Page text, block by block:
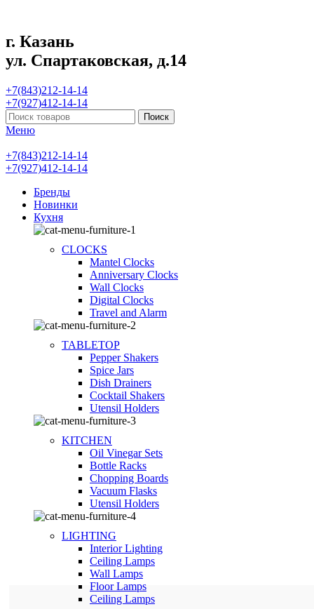
г. Казань
ул. Спартаковская, д.14
+7(843)212-14-14
+7(927)412-14-14
Поиск
Меню
+7(843)212-14-14
+7(927)412-14-14
Бренды
Новинки
Кухня
CLOCKS
Mantel Clocks
Anniversary Clocks
Wall Clocks
Digital Clocks
Travel and Alarm
TABLETOP
Pepper Shakers
Spice Jars
Dish Drainers
Сocktail Shakers
Utensil Holders
KITCHEN
Oil Vinegar Sets
Bottle Racks
Chopping Boards
Vacuum Flasks
Utensil Holders
LIGHTING
Interior Lighting
Ceiling Lamps
Wall Lamps
Floor Lamps
Ceiling Lamps